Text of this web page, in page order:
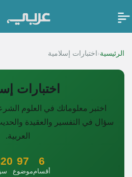
الرئيسية‹ اختبارات إسلامية
اختبارات
سؤال في التفسير والعقيدة
العربية.
6
أقسام
97
موضوع